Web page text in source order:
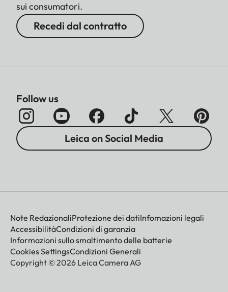
sui consumatori.
Recedi dal contratto
Follow us
Leica on Social Media
Note RedazionaliProtezione dei datiInfomazioni legali
AccessibilitàCondizioni di garanzia
Informazioni sullo smaltimento delle batterie
Cookies SettingsCondizioni Generali
Copyright © 2026 Leica Camera AG